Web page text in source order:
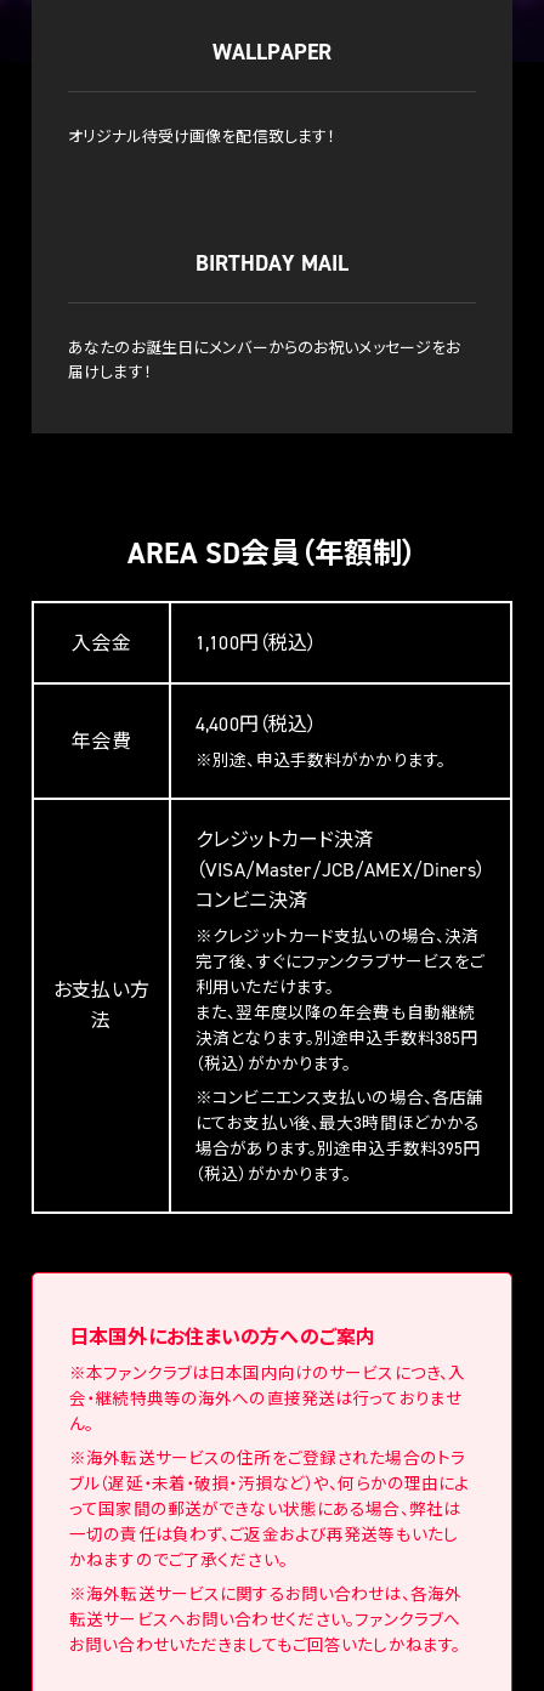
WALLPAPER
オリジナル待受け画像を配信致します！
BIRTHDAY MAIL
あなたのお誕生日にメンバーからのお祝いメッセージをお
届けします！
AREA SD会員（年額制）
入会金 1,100円（税込）
年会費
4,400円（税込）
※別途、申込手数料がかかります。
お支払い方
法
クレジットカード決済
（VISA/Master/JCB/AMEX/Diners）
コンビニ決済
※クレジットカード支払いの場合、決済
完了後、すぐにファンクラブサービスをご
利用いただけます。
また、翌年度以降の年会費も自動継続
決済となります。別途申込手数料385円
（税込）がかかります。
※コンビニエンス支払いの場合、各店舗
にてお支払い後、最大3時間ほどかかる
場合があります。別途申込手数料395円
（税込）がかかります。
日本国外にお住まいの方へのご案内
※本ファンクラブは日本国内向けのサービスにつき、入
会・継続特典等の海外への直接発送は行っておりませ
ん。
※海外転送サービスの住所をご登録された場合のトラ
ブル（遅延・未着・破損・汚損など）や、何らかの理由によ
って国家間の郵送ができない状態にある場合、弊社は
一切の責任は負わず、ご返金および再発送等もいたし
かねますのでご了承ください。
※海外転送サービスに関するお問い合わせは、各海外
転送サービスへお問い合わせください。ファンクラブへ
お問い合わせいただきましてもご回答いたしかねます。